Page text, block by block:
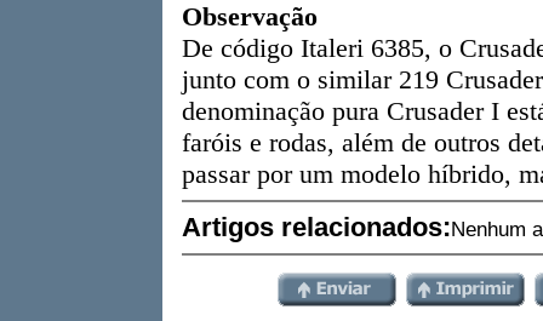
Observação
De código Italeri 6385, o
junto com o similar 219
denominação pura Crusader I
faróis e rodas, além de outros
passar por um modelo híbrido,
Artigos relacionados:Nenhum